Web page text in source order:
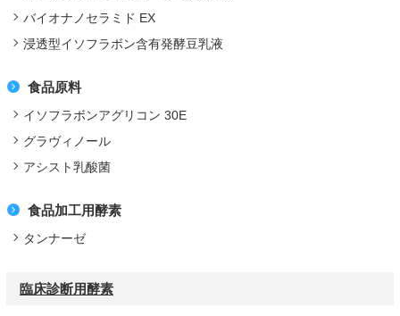
バイオナノセラミド EX
浸透型イソフラボン含有発酵豆乳液
食品原料
イソフラボンアグリコン 30E
グラヴィノール
アシスト乳酸菌
食品加工用酵素
タンナーゼ
臨床診断用酵素